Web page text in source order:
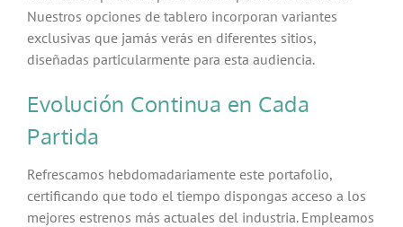
Nuestros opciones de tablero incorporan variantes
exclusivas que jamás verás en diferentes sitios,
diseñadas particularmente para esta audiencia.
Evolución Continua en Cada
Partida
Refrescamos hebdomadariamente este portafolio,
certificando que todo el tiempo dispongas acceso a los
mejores estrenos más actuales del industria. Empleamos